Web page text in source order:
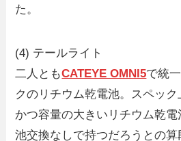
た。
(4) テールライト
二人ともCATEYE OMNI5で統
クのリチウム乾電池。スペック
かつ容量の大きいリチウム乾
池交換なしで持つだろうとの